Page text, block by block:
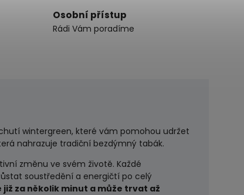
Osobní přístup
Rádi Vám poradíme
wintergreen, které vám pomohou udržet
nahrazuje tradiční bezdýmný tabák.
změnu ve svém životě. Každé
soustředění a energičtí po celý
za několik minut a může trvat až